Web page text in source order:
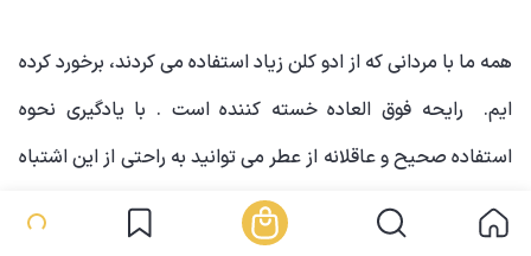
همه ما با مردانی که از ادو کلن زیاد استفاده می کردند، برخورد کرده
ایم. رایحه فوق العاده خسته کننده است . با یادگیری نحوه
استفاده صحیح و عاقلانه از عطر می توانید به راحتی از این اشتباه
جلوگیری کنید.